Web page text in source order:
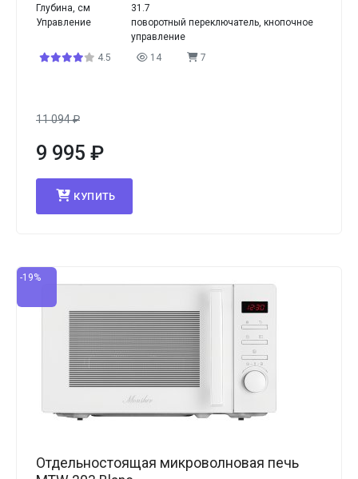
Глубина, см
31.7
Управление
поворотный переключатель, кнопочное
управление
4.5
14 7
11 094₽
9 995 ₽
КУПИТЬ
-19%
Отдельностоящая микроволновая печь